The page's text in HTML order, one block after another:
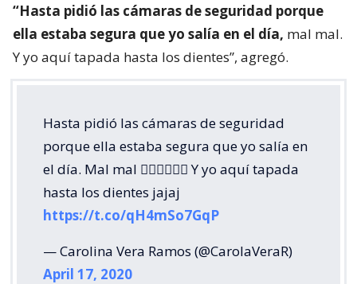
“Hasta pidió las cámaras de seguridad porque
ella estaba segura que yo salía en el día, mal mal.
Y yo aquí tapada hasta los dientes”, agregó.
Hasta pidió las cámaras de seguridad
porque ella estaba segura que yo salía en
el día. Mal mal 🤦🏻‍♀️🤦🏻‍♀️ Y yo aquí tapada
hasta los dientes jajaj
https://t.co/qH4mSo7GqP
— Carolina Vera Ramos (@CarolaVeraR)
April 17, 2020